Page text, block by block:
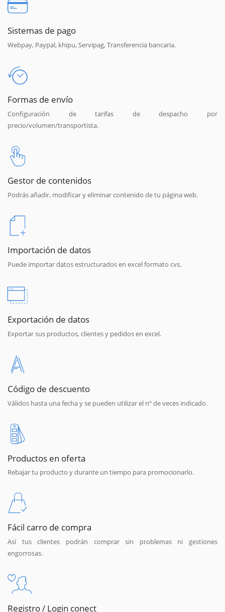
Sistemas de pago
Webpay, Paypal, khipu, Servipag, Transferencia bancaria.
Formas de envío
Configuración de tarifas de despacho por
precio/volumen/transportista.
Gestor de contenidos
Podrás añadir, modificar y eliminar contenido de tu página web.
Importación de datos
Puede importar datos estructurados en excel formato cvs.
Exportación de datos
Exportar sus productos, clientes y pedidos en excel.
Código de descuento
Válidos hasta una fecha y se pueden utilizar el nº de veces indicado.
Productos en oferta
Rebajar tu producto y durante un tiempo para promocionarlo.
Fácil carro de compra
Así tus clientes podrán comprar sin problemas ni gestiones
engorrosas.
Registro / Login conect